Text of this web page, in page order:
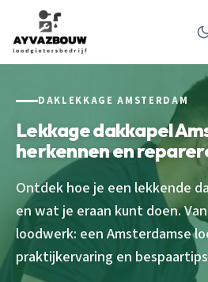
DAKLEKKAGE AMSTERDAM
Lekkage dakkapel
herkennen en
Ontdek hoe je een lekkende
en wat je eraan kunt doen.
loodwerk: een Amsterdamse
praktijkervaring en